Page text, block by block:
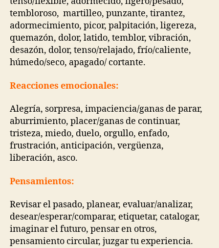
tembloroso, martilleo, punzante, tirantez,
adormecimiento, picor, palpitación, ligereza,
quemazón, dolor, latido, temblor, vibración,
desazón, dolor, tenso/relajado, frío/caliente,
húmedo/seco, apagado/ cortante.
Reacciones emocionales:
Alegría, sorpresa, impaciencia/ganas de parar,
aburrimiento, placer/ganas de continuar,
tristeza, miedo, duelo, orgullo, enfado,
frustración, anticipación, vergüenza,
liberación, asco.
Pensamientos:
Revisar el pasado, planear, evaluar/analizar,
desear/esperar/comparar, etiquetar, catalogar,
imaginar el futuro, pensar en otros,
pensamiento circular, juzgar tu experiencia.